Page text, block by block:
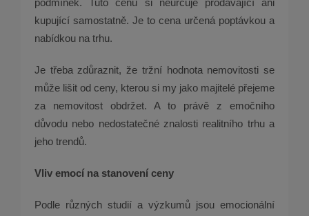
podmínek. Tuto cenu si neurčuje prodávající ani
kupující samostatně. Je to cena určená poptávkou a
nabídkou na trhu.
Je třeba zdůraznit, že tržní hodnota nemovitosti se
může lišit od ceny, kterou si my jako majitelé přejeme
za nemovitost obdržet. A to právě z emočního
důvodu nebo nedostatečné znalosti realitního trhu a
jeho trendů.
Vliv emocí na stanovení ceny
Podle různých studií a výzkumů jsou emocionální